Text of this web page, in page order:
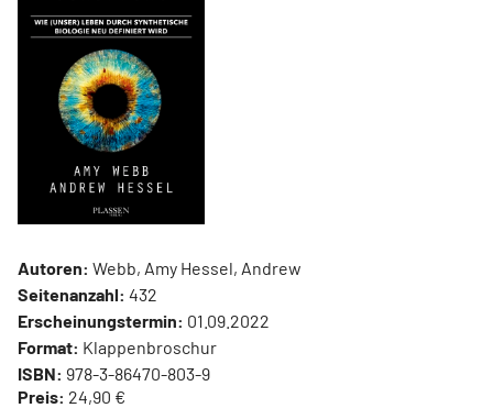
Autoren: Webb, Amy Hessel, Andrew
Seitenanzahl: 432
Erscheinungstermin: 01.09.2022
Format: Klappenbroschur
ISBN: 978-3-86470-803-9
Preis: 24,90 €